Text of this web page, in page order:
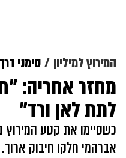
המירוץ למיליון סימני דרך
מחזר אחריה:
לתת לאן ורד"
כשסיימו את קטע המירוץ
אברהמי חלקו חיבוק